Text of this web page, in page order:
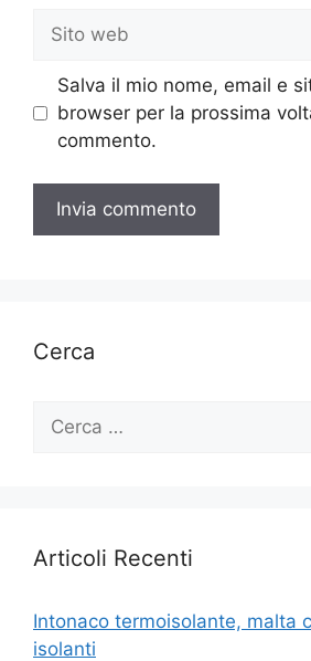
Sito
web
Salva il mio nome, email e
browser per la prossima
commento.
Cerca
per:
Articoli Recenti
Intonaco termoisolante, malta
isolanti